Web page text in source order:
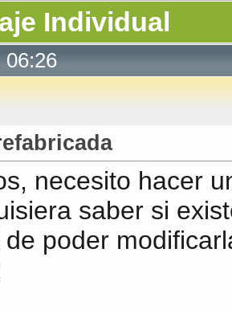
Individual
necesito hacer
saber si
poder